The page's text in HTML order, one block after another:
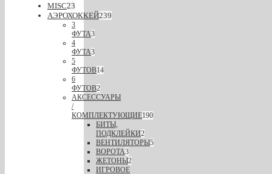
MISC23
АЭРОХОККЕЙ239
3
ФУТА3
4
ФУТА3
5
ФУТОВ14
6
ФУТОВ2
АКСЕССУАРЫ
/
КОМПЛЕКТУЮЩИЕ190
БИТЫ,
ПОДКЛЕЙКИ2
ВЕНТИЛЯТОРЫ5
ВОРОТА3
ЖЕТОНЫ2
ИГРОВОЕ